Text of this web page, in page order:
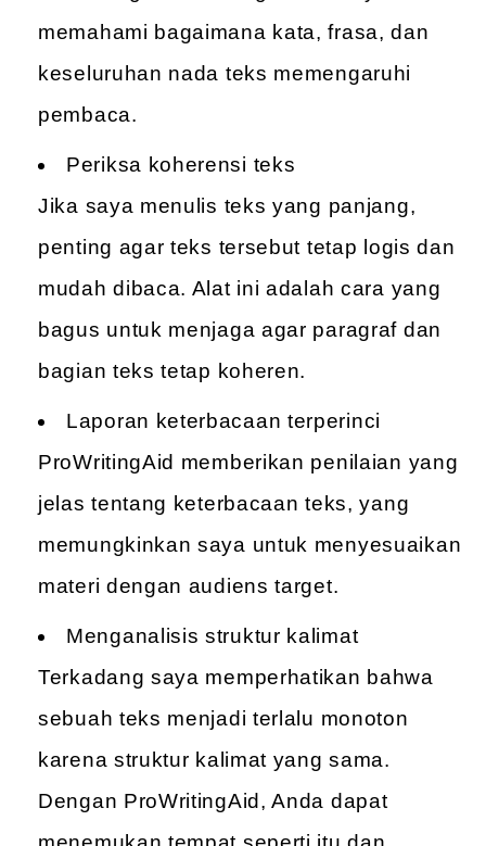
memahami bagaimana kata, frasa, dan
keseluruhan nada teks memengaruhi
pembaca.
Periksa koherensi teks
Jika saya menulis teks yang panjang,
penting agar teks tersebut tetap logis dan
mudah dibaca. Alat ini adalah cara yang
bagus untuk menjaga agar paragraf dan
bagian teks tetap koheren.
Laporan keterbacaan terperinci
ProWritingAid memberikan penilaian yang
jelas tentang keterbacaan teks, yang
memungkinkan saya untuk menyesuaikan
materi dengan audiens target.
Menganalisis struktur kalimat
Terkadang saya memperhatikan bahwa
sebuah teks menjadi terlalu monoton
karena struktur kalimat yang sama.
Dengan ProWritingAid, Anda dapat